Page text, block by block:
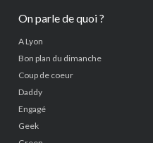
On parle de quoi ?
A Lyon
Bon plan du dimanche
Coup de coeur
Daddy
Engagé
Geek